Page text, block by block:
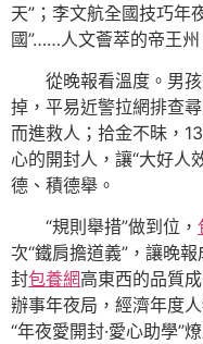
天”；李文航全國技巧年
國”……人文薈萃的帝王
從晚報看溫度。男
掉，平易近警拉網排查
而進救人；拾金不昧，
心的開封人，讓“大好人
德、積德舉。
“規則舉措”做到位，
次“鐵肩擔道義”，讓晚
封包養網高東西的品質
辦事年夜局，經濟年度
“年夜愛開封·愛心助學”